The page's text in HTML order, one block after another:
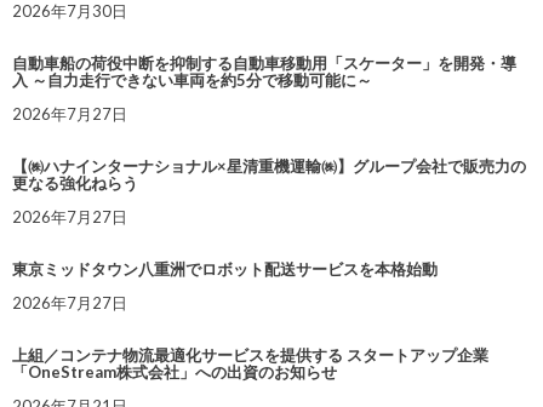
2026年7月30日
自動車船の荷役中断を抑制する自動車移動用「スケーター」を開発・導
入 ～自力走行できない車両を約5分で移動可能に～
2026年7月27日
【㈱ハナインターナショナル×星清重機運輸㈱】グループ会社で販売力の
更なる強化ねらう
2026年7月27日
東京ミッドタウン八重洲でロボット配送サービスを本格始動
2026年7月27日
上組／コンテナ物流最適化サービスを提供する スタートアップ企業
「OneStream株式会社」への出資のお知らせ